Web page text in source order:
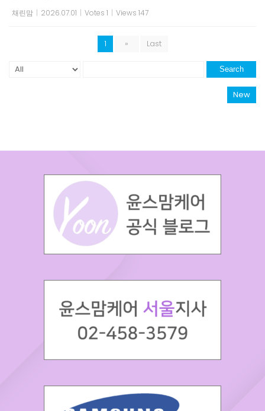
채린맘 | 2026.07.01 | Votes 1 | Views 147
1 » Last
Search
New